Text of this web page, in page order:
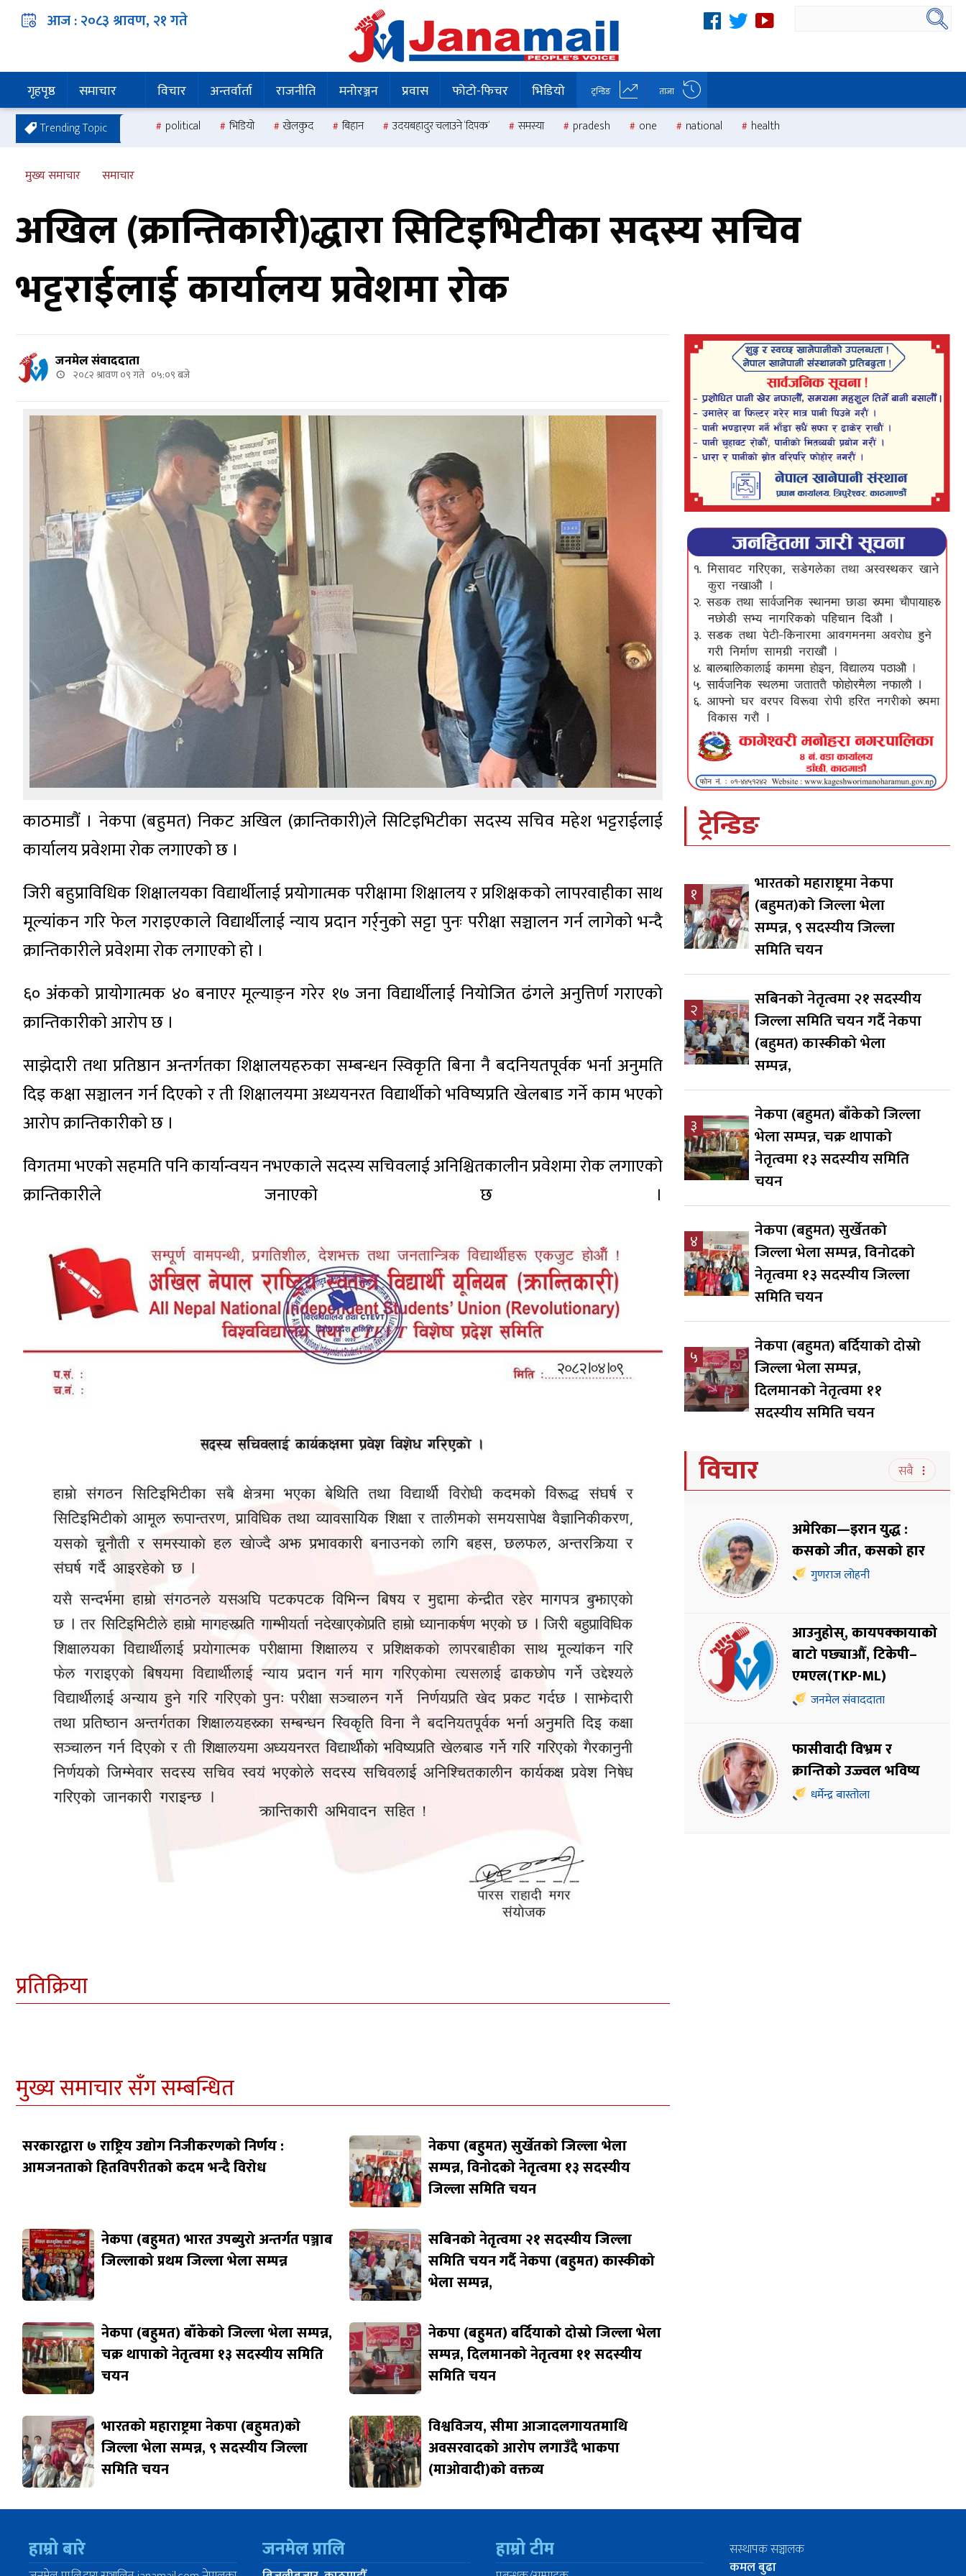
आज :२०८३ श्रावण, २१गते
गृहपृष्ठ समाचार विचार अन्तर्वार्ता राजनीति मनोरञ्जन प्रवास फोटो-फिचर भिडियो ट्रन्डिङ ताजा
Trending Topic political भिडियो खेलकुद बिहान उदयबहादुर चलाउने ‘दिपक’ समस्या pradesh one national health
मुख्य समाचार समाचार
अखिल (क्रान्तिकारी)द्धारा सिटिइभिटीका सदस्य सचिव
भट्टराईलाई कार्यालय प्रवेशमा रोक
जनमेल संवाददाता
२०८२ श्रावण ०९ गते ०५:०९ बजे
काठमाडौं । नेकपा (बहुमत) निकट अखिल (क्रान्तिकारी)ले सिटिइभिटीका सदस्य सचिव महेश भट्टराईलाई
कार्यालय प्रवेशमा रोक लगाएको छ ।
जिरी बहुप्राविधिक शिक्षालयका विद्यार्थीलाई प्रयोगात्मक परीक्षामा शिक्षालय र प्रशिक्षकको लापरवाहीका साथ
मूल्यांकन गरि फेल गराइएकाले विद्यार्थीलाई न्याय प्रदान गर्र्नुको सट्टा पुनः परीक्षा सञ्चालन गर्न लागेको भन्दै
क्रान्तिकारीले प्रवेशमा रोक लगाएको हो ।
६० अंकको प्रायोगात्मक ४० बनाएर मूल्याङ्न गरेर १७ जना विद्यार्थीलाई नियोजित ढंगले अनुत्तिर्ण गराएको
क्रान्तिकारीको आरोप छ ।
साझेदारी तथा प्रतिष्ठान अन्तर्गतका शिक्षालयहरुका सम्बन्धन स्विकृति बिना नै बदनियतपूर्वक भर्ना अनुमति
दिइ कक्षा सञ्चालन गर्न दिएको र ती शिक्षालयमा अध्ययनरत विद्यार्थीको भविष्यप्रति खेलबाड गर्ने काम भएको
आरोप क्रान्तिकारीको छ ।
विगतमा भएको सहमति पनि कार्यान्वयन नभएकाले सदस्य सचिवलाई अनिश्चितकालीन प्रवेशमा रोक लगाएको
क्रान्तिकारीले जनाएको छ ।
प्रतिक्रिया
मुख्य समाचार सँग सम्बन्धित
सरकारद्वारा ७ राष्ट्रिय उद्योग निजीकरणको निर्णय :
आमजनताको हितविपरीतको कदम भन्दै विरोध
नेकपा (बहुमत) सुर्खेतको जिल्ला भेला
सम्पन्न, विनोदको नेतृत्वमा १३ सदस्यीय
जिल्ला समिति चयन
नेकपा (बहुमत) भारत उपब्युरो अन्तर्गत पञ्जाब
जिल्लाको प्रथम जिल्ला भेला सम्पन्न
सबिनको नेतृत्वमा २१ सदस्यीय जिल्ला
समिति चयन गर्दै नेकपा (बहुमत) कास्कीको
भेला सम्पन्न,
नेकपा (बहुमत) बाँकेको जिल्ला भेला सम्पन्न,
चक्र थापाको नेतृत्वमा १३ सदस्यीय समिति
चयन
नेकपा (बहुमत) बर्दियाको दोस्रो जिल्ला भेला
सम्पन्न, दिलमानको नेतृत्वमा ११ सदस्यीय
समिति चयन
भारतको महाराष्ट्रमा नेकपा (बहुमत)को
जिल्ला भेला सम्पन्न, ९ सदस्यीय जिल्ला
समिति चयन
विश्वविजय, सीमा आजादलगायतमाथि
अवसरवादको आरोप लगाउँदै भाकपा
(माओवादी)को वक्तव्य
ट्रेन्डिङ
१
भारतको महाराष्ट्रमा नेकपा
(बहुमत)को जिल्ला भेला
सम्पन्न, ९ सदस्यीय जिल्ला
समिति चयन
२
सबिनको नेतृत्वमा २१ सदस्यीय
जिल्ला समिति चयन गर्दै नेकपा
(बहुमत) कास्कीको भेला
सम्पन्न,
३
नेकपा (बहुमत) बाँकेको जिल्ला
भेला सम्पन्न, चक्र थापाको
नेतृत्वमा १३ सदस्यीय समिति
चयन
४
नेकपा (बहुमत) सुर्खेतको
जिल्ला भेला सम्पन्न, विनोदको
नेतृत्वमा १३ सदस्यीय जिल्ला
समिति चयन
५
नेकपा (बहुमत) बर्दियाको दोस्रो
जिल्ला भेला सम्पन्न,
दिलमानको नेतृत्वमा ११
सदस्यीय समिति चयन
विचार सबै
अमेरिका—इरान युद्ध :
कसको जीत, कसको हार
गुणराज लोहनी
आउनुहोस्, कायपक्कायाको
बाटो पछ्याऔँ, टिकेपी–
एमएल(TKP-ML)
जनमेल संवाददाता
फासीवादी विभ्रम र
क्रान्तिको उज्ज्वल भविष्य
धर्मेन्द्र बास्तोला
हाम्रो बारे जनमेल प्रालि हाम्रो टीम
सस्थापक सञ्चालक
कमल बुढा